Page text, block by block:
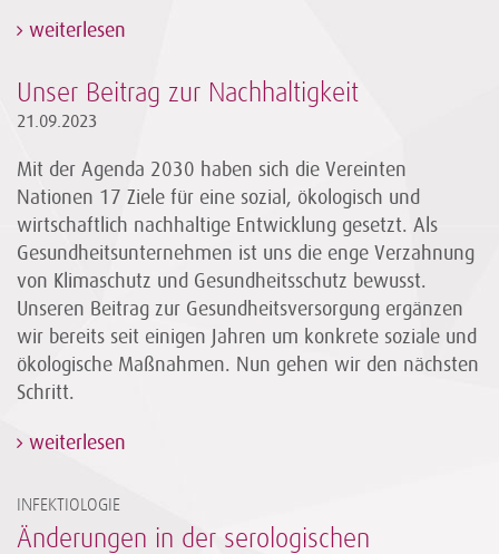
weiterlesen
Unser Beitrag zur Nachhaltigkeit
21.09.2023
Mit der Agenda 2030 haben sich die Vereinten
Nationen 17 Ziele für eine sozial, ökologisch und
wirtschaftlich nachhaltige Entwicklung gesetzt. Als
Gesundheitsunternehmen ist uns die enge Verzahnung
von Klimaschutz und Gesundheitsschutz bewusst.
Unseren Beitrag zur Gesundheitsversorgung ergänzen
wir bereits seit einigen Jahren um konkrete soziale und
ökologische Maßnahmen. Nun gehen wir den nächsten
Schritt.
weiterlesen
INFEKTIOLOGIE
Änderungen in der serologischen